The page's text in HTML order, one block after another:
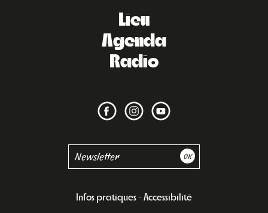
Lieu
Agenda
Radio
Infos pratiques Accessibilité